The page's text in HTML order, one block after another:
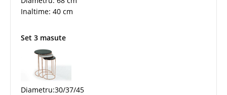
Inaltime: 40 cm
Set 3 masute
Diametru:30/37/45